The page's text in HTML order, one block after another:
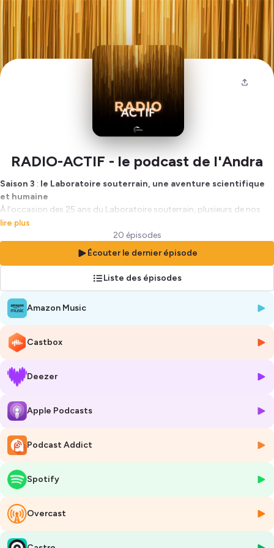
RADIO-ACTIF - le podcast de l'Andra
Saison 3 : le Laboratoire souterrain, une aventure scientifique
et humaine
À l’occasion des 25 ans du Laboratoire souterrain, plusieurs de nos
salariés – et anciens salariés – se sont prêtés au jeu du podcast. Vie
quotidienne du site, coulisses des expérimentations, avancées
scientifiques ou souvenirs marquants… autant de thèmes abordés
L'histoire de la radioactivité est intimement liée à des enjeux de
préservation du patrimoine.
radioactifs ? Que ce soient ceux appartenu à Marie Curie ou des
objets du quotidien qui ne sont plus autorisés aujourd'hui ?
pour l'a datation, l'identification ou la conservation de notre
patrimoine ?
De nombreuses réponses dans cette série autour du patrimoine.
Comment parler de la mémoire quand on travaille sur des échelles de
temps de plusieurs dizaines, voire centaines de milliers d'années ?
tous les angles et notre rapport au temps long.
Sémiologie sonore, archives, analogues mémoriels, support de
stockage de l’information,
etc., l’Andra, en compagnie d'experts pluridisciplinaires de la mémoire
et
de sa conservation font le tour de la question.
lire plus
20 épisodes
Écouter le dernier épisode
Liste des épisodes
Amazon Music
Castbox
Deezer
Apple Podcasts
Podcast Addict
Spotify
Overcast